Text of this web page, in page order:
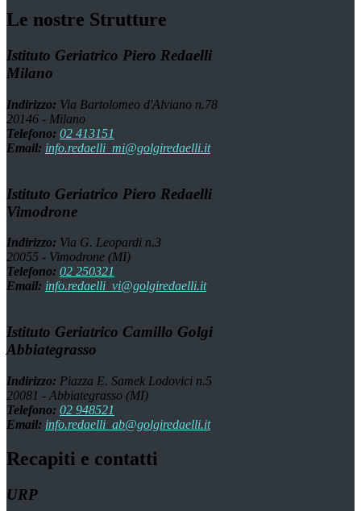
Le nostre Strutture
Istituto Geriatrico Piero Redaelli
Milano
Indirizzo: Via Bartolomeo d'Alviano n.78
20146 - Milano
Telefono: 02 413151
Email: info.redaelli_mi@golgiredaelli.it
Istituto Geriatrico Piero Redaelli
Vimodrone
Indirizzo: Via G. Leopardi n.3
20055 - Vimodrone (MI)
Telefono: 02 250321
Email: info.redaelli_vi@golgiredaelli.it
Istituto Geriatrico Camillo Golgi
Abbiategrasso
Indirizzo: Piazza E. Samek Lodovici n.5
20081 - Abbiategrasso (MI)
Telefono: 02 948521
Email: info.redaelli_ab@golgiredaelli.it
Recapiti e contatti
URP